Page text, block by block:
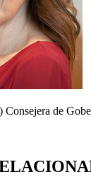
Consejera de